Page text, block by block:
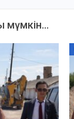
мүмкін...